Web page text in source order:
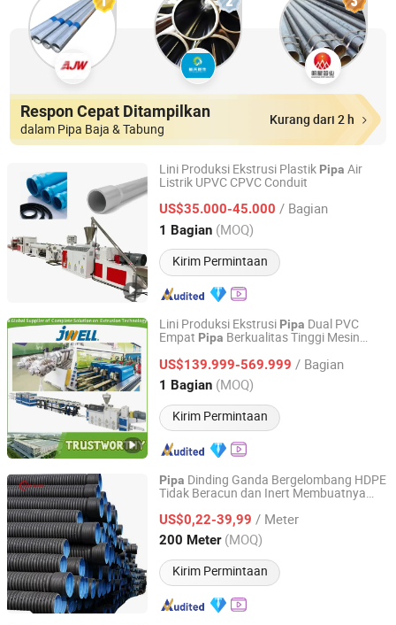
Respon Cepat Ditampilkan
dalam Pipa Baja & Tabung
Kurang dari 2 h
Lini Produksi Ekstrusi Plastik Pipa Air
Listrik UPVC CPVC Conduit
US$35.000-45.000 / Bagian
1 Bagian (MOQ)
Kirim Permintaan
QINGDAO DING KUN PLASTIC MACHINERY CO., LTD.
Shandong, China Harga mulai 2009
Lini Produksi Ekstrusi Pipa Dual PVC
Empat Pipa Berkualitas Tinggi Mesin
Ekstrusi
US$139.999-569.999 / Bagian
1 Bagian (MOQ)
Kirim Permintaan
Jiangsu Jwell Intelligent Machinery Co., Ltd.
Jiangsu, China Harga mulai 2024
Pipa Dinding Ganda Bergelombang HDPE
Tidak Beracun dan Inert Membuatnya
Sensitif terhadap Lingkungan
US$0,22-39,99 / Meter
200 Meter (MOQ)
Kirim Permintaan
Hebei Xiong'an Anzheng Engineering Materials
Technology Co., Ltd.
Hebei, China Harga mulai 2025